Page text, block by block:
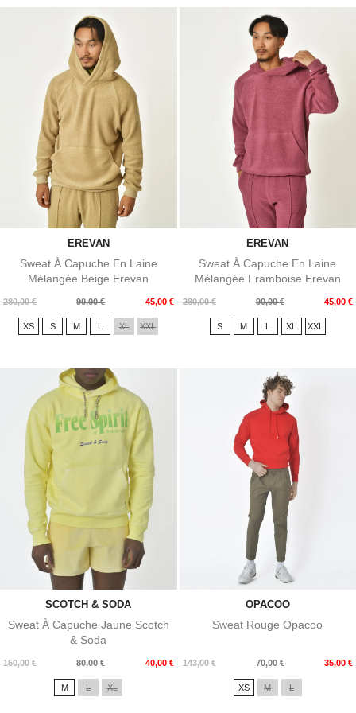
EREVAN
Sweat À Capuche En Laine
Mélangée Beige Erevan
280,00 €
Prix
base
90,00 € 45,00 €
Prix
XS S M L XL XXL
EREVAN
Sweat À Capuche En Laine
Mélangée Framboise Erevan
280,00 €
Prix
90,00 € 45,00 €
Prix
S M L XL XXL
SCOTCH & SODA
Sweat À Capuche Jaune Scotch
& Soda
150,00 €
Prix
80,00 € 40,00 €
Prix
M L XL
OPACOO
Sweat Rouge Opacoo
143,00 €
Prix
70,00 € 35,00 €
Prix
XS M L